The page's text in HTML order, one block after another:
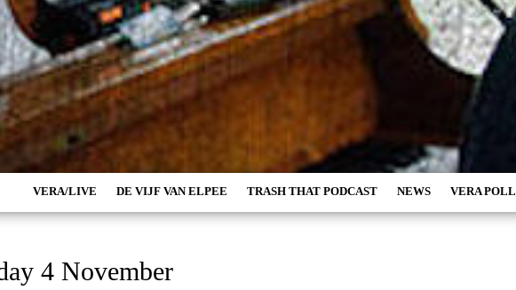
VERA/LIVE DE VIJF VAN ELPEE TRASH THAT PODCAST NEWS VERA POLL
Friday 4 November